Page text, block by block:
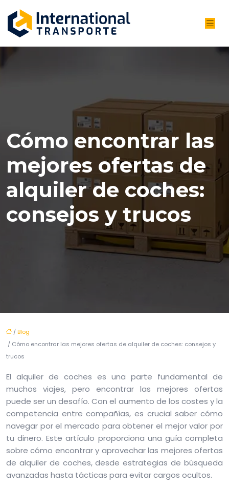
Cómo encontrar las
mejores ofertas de
alquiler de coches:
consejos y trucos
/Blog
/ Cómo encontrar las mejores ofertas de alquiler de coches: consejos y
trucos
El alquiler de coches es una parte fundamental de
muchos viajes, pero encontrar las mejores ofertas
puede ser un desafío. Con el aumento de los costes y la
competencia entre compañías, es crucial saber cómo
navegar por el mercado para obtener el mejor valor por
tu dinero. Este artículo proporciona una guía completa
sobre cómo encontrar y aprovechar las mejores ofertas
de alquiler de coches, desde estrategias de búsqueda
avanzadas hasta tácticas para evitar cargos ocultos.